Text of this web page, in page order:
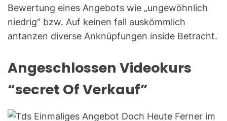
Bewertung eines Angebots wie „ungewöhnlich
niedrig“ bzw. Auf keinen fall auskömmlich
antanzen diverse Anknüpfungen inside Betracht.
Angeschlossen Videokurs
“secret Of Verkauf”